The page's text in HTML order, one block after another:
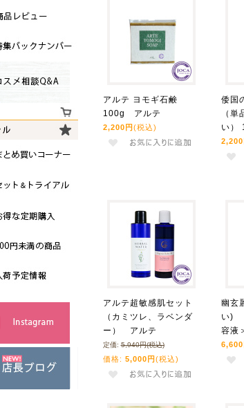
アルテ ヨモギ石鹸
100g アルテ
2,200円 (税込)
倭国
（
い）
2,200
アルテ超敏感肌セット
（カミツレ、ラベンダ
ー） アルテ
定価:5,940円(税込)
価格: 5,000円 (税込)
幽玄
い)
容液
6,600